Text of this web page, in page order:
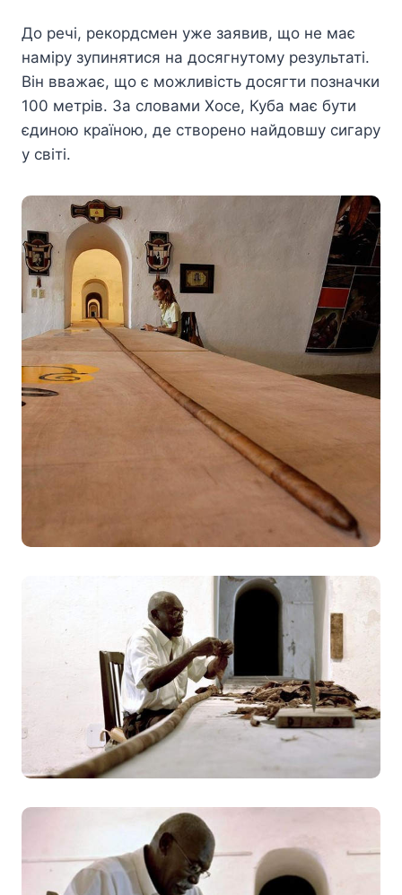
До речі, рекордсмен уже заявив, що не має
наміру зупинятися на досягнутому результаті.
Він вважає, що є можливість досягти позначки
100 метрів. За словами Хосе, Куба має бути
єдиною країною, де створено найдовшу сигару
у світі.